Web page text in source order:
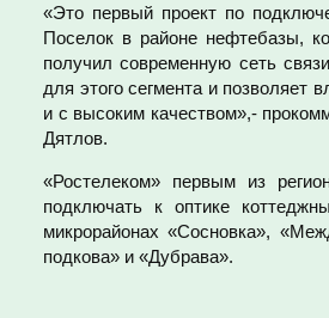
«Это первый проект по
Поселок в районе нефтебазы,
получил современную сеть
для этого сегмента и
и с высоким качеством»,-
Дятлов.
«Ростелеком» первым из
подключать к оптике
микрорайонах «Сосновка»,
подкова» и «Дубрава».